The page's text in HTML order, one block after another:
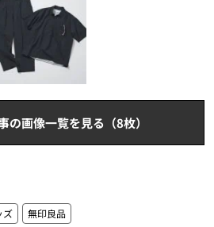
の画像一覧を見る（8枚）
ズ 無印良品